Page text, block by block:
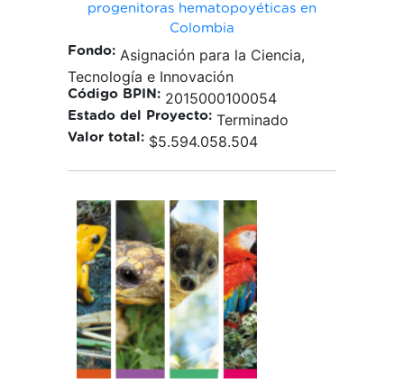
progenitoras hematopoyéticas en
Colombia
Fondo: Asignación para la Ciencia,
Tecnología e Innovación
Código BPIN: 2015000100054
Estado del Proyecto: Terminado
Valor total: $5.594.058.504